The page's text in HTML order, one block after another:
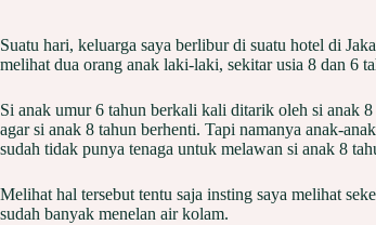
Suatu hari, keluarga saya berlibur di suatu hotel di
melihat dua orang anak laki-laki, sekitar usia 8 dan 6
Si anak umur 6 tahun berkali kali ditarik oleh si anak
agar si anak 8 tahun berhenti. Tapi namanya anak-
sudah tidak punya tenaga untuk melawan si anak 8
Melihat hal tersebut tentu saja insting saya melihat
sudah banyak menelan air kolam.